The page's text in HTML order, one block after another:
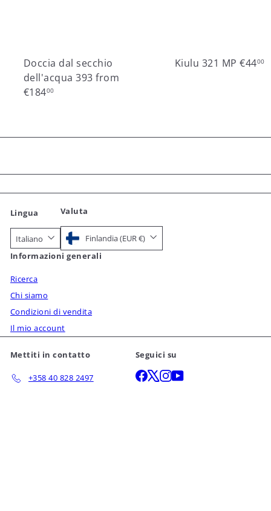
Doccia dal secchio
dell'acqua 393from
€18400
Kiulu 321 MP€4400
Lingua
Italiano
Valuta
Finlandia (EUR €)
Informazioni generali
Ricerca
Chi siamo
Condizioni di vendita
Il mio account
Mettiti in contatto
+358 40 828 2497
Seguici su
Facebook
X Instagram
YouTube